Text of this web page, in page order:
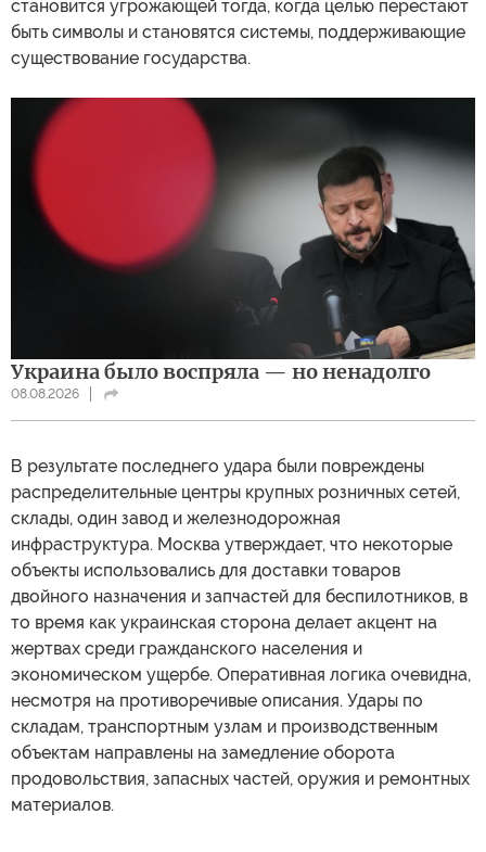
становится угрожающей тогда, когда целью перестают
быть символы и становятся системы, поддерживающие
существование государства.
Украина было воспряла — но ненадолго
08.08.2026
В результате последнего удара были повреждены
распределительные центры крупных розничных сетей,
склады, один завод и железнодорожная
инфраструктура. Москва утверждает, что некоторые
объекты использовались для доставки товаров
двойного назначения и запчастей для беспилотников, в
то время как украинская сторона делает акцент на
жертвах среди гражданского населения и
экономическом ущербе. Оперативная логика очевидна,
несмотря на противоречивые описания. Удары по
складам, транспортным узлам и производственным
объектам направлены на замедление оборота
продовольствия, запасных частей, оружия и ремонтных
материалов.